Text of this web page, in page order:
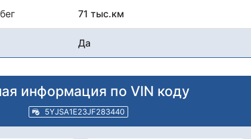
71 тыс.км
Да
информация по VIN коду
5YJSA1E23JF283440